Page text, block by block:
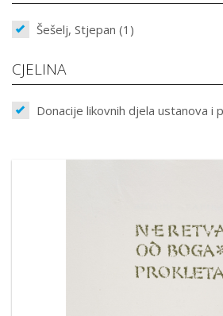
Šešelj, Stjepan (1)
CJELINA
Donacije likovnih djela ustanova i